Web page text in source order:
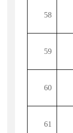
58
59
60
61